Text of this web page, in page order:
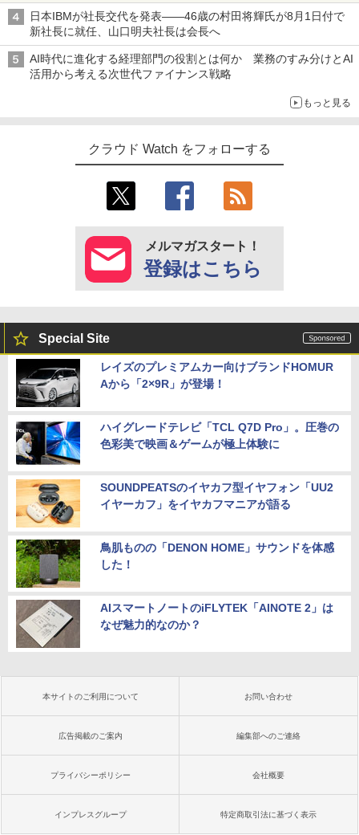
日本IBMが社長交代を発表――46歳の村田将輝氏が8月1日付で
新社長に就任、山口明夫社長は会長へ
AI時代に進化する経理部門の役割とは何か 業務のすみ分けとAI
活用から考える次世代ファイナンス戦略
もっと見る
クラウド Watch をフォローする
メルマガスタート！
登録はこちら
Special Site
レイズのプレミアムカー向けブランドHOMUR
Aから「2×9R」が登場！
ハイグレードテレビ「TCL Q7D Pro」。圧巻の
色彩美で映画＆ゲームが極上体験に
SOUNDPEATSのイヤカフ型イヤフォン「UU2
イヤーカフ」をイヤカフマニアが語る
鳥肌ものの「DENON HOME」サウンドを体感
した！
AIスマートノートのiFLYTEK「AINOTE 2」は
なぜ魅力的なのか？
本サイトのご利用について お問い合わせ
広告掲載のご案内 編集部へのご連絡
プライバシーポリシー 会社概要
インプレスグループ 特定商取引法に基づく表示